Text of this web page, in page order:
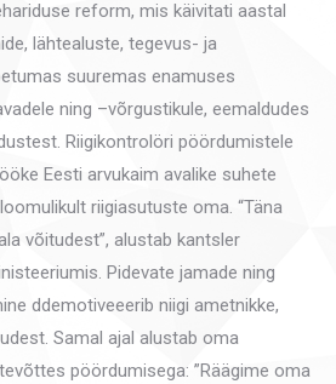
reform, mis käivitati aastal
lähtealuste, tegevus- ja
suuremas enamuses
ning –võrgustikule, eemaldudes
Riigikontrolöri pöördumistele
Eesti arvukaim avalike suhete
riigiasutuste oma. “Täna
võitudest”, alustab kantsler
Pidevate jamade ning
ddemotiveeerib niigi ametnikke,
Samal ajal alustab oma
pöördumisega: ”Räägime oma